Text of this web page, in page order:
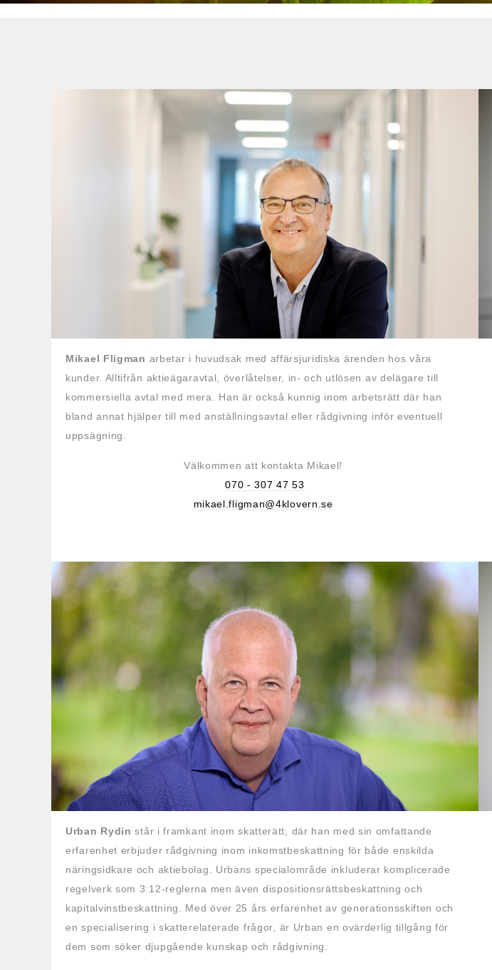
Mikael Fligman arbetar i huvudsak med affärsjuridiska ärenden hos våra
kunder. Alltifrån aktieägaravtal, överlåtelser, in- och utlösen av delägare till
kommersiella avtal med mera. Han är också kunnig inom arbetsrätt där han
bland annat hjälper till med anställningsavtal eller rådgivning inför eventuell
uppsägning.
Välkommen att kontakta Mikael!
070 - 307 47 53
mikael.fligman@4klovern.se
Urban Rydin står i framkant inom skatterätt, där han med sin omfattande
erfarenhet erbjuder rådgivning inom inkomstbeskattning för både enskilda
näringsidkare och aktiebolag. Urbans specialområde inkluderar komplicerade
regelverk som 3:12-reglerna men även dispositionsrättsbeskattning och
kapitalvinstbeskattning. Med över 25 års erfarenhet av generationsskiften och
en specialisering i skatterelaterade frågor, är Urban en ovärderlig tillgång för
dem som söker djupgående kunskap och rådgivning.